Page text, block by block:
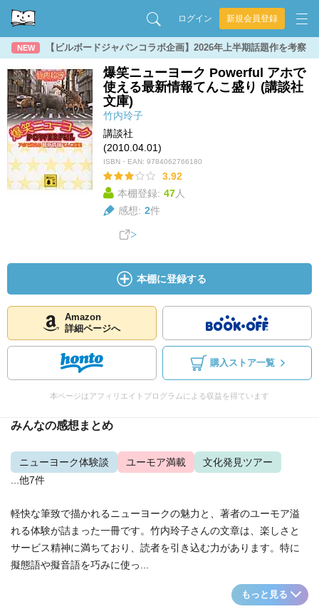
ログイン 新規会員登録
NEW 【ビルボードジャパンコラボ企画】2026年上半期話題作を考察
爆笑ニューヨーク Powerful アホで
使える最新情報てんこ盛り (講談社
文庫)
竹内玲子
講談社
(2010.04.01)
ISBN・EAN: 9784062766180
3.92
本棚登録: 47人
感想: 2件
本棚に登録する
Amazon
詳細ページへ
購入ストア一覧
本ページはアフィリエイトプログラムによる収益を得ています
みんなの感想まとめ
ニューヨーク体験談 ユーモア満載
文化発見ツアー
...他7件
軽快な筆致で描かれるニューヨークの魅力と、著者のユーモア溢
れる体験が詰まった一冊です。竹内玲子さんの文章は、楽しさと
サービス精神に満ちており、読者を引き込む力があります。特に
擬態語や擬音語を巧みに使っ...
もっと見る